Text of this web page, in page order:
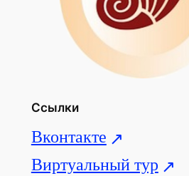
Ссылки
Вконтакте
Виртуальный тур